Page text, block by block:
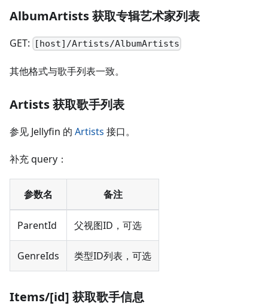
AlbumArtists 获取专辑艺术家列表
GET: [host]/Artists/AlbumArtists
其他格式与歌手列表一致。
Artists 获取歌手列表
参见 Jellyfin 的 Artists 接口。
补充 query：
参数名 备注
ParentId 父视图ID，可选
GenreIds 类型ID列表，可选
Items/[id] 获取歌手信息